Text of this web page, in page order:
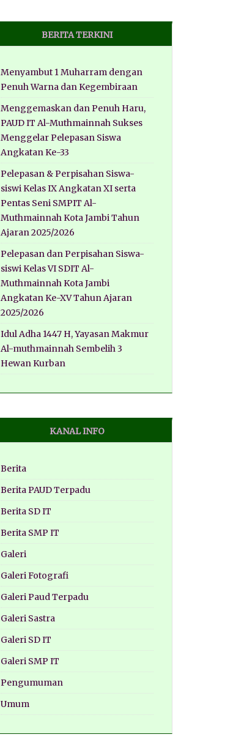
BERITA TERKINI
Menyambut 1 Muharram dengan
Penuh Warna dan Kegembiraan
Menggemaskan dan Penuh Haru,
PAUD IT Al-Muthmainnah Sukses
Menggelar Pelepasan Siswa
Angkatan Ke-33
Pelepasan & Perpisahan Siswa-
siswi Kelas IX Angkatan XI serta
Pentas Seni SMPIT Al-
Muthmainnah Kota Jambi Tahun
Ajaran 2025/2026
Pelepasan dan Perpisahan Siswa-
siswi Kelas VI SDIT Al-
Muthmainnah Kota Jambi
Angkatan Ke-XV Tahun Ajaran
2025/2026
Idul Adha 1447 H, Yayasan Makmur
Al-muthmainnah Sembelih 3
Hewan Kurban
KANAL INFO
Berita
Berita PAUD Terpadu
Berita SD IT
Berita SMP IT
Galeri
Galeri Fotografi
Galeri Paud Terpadu
Galeri Sastra
Galeri SD IT
Galeri SMP IT
Pengumuman
Umum